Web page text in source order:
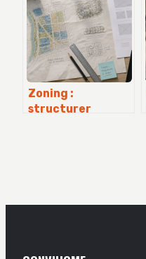
clair et sécurisé
Zoning :
structurer